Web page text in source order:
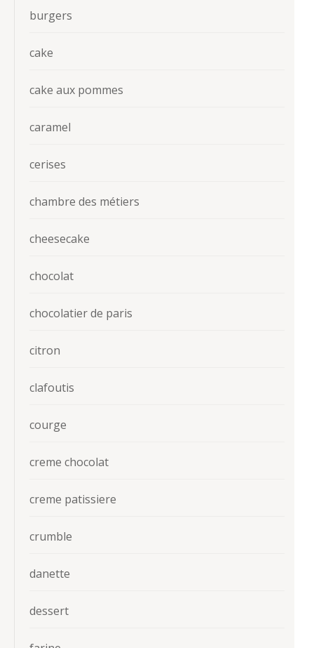
burgers
cake
cake aux pommes
caramel
cerises
chambre des métiers
cheesecake
chocolat
chocolatier de paris
citron
clafoutis
courge
creme chocolat
creme patissiere
crumble
danette
dessert